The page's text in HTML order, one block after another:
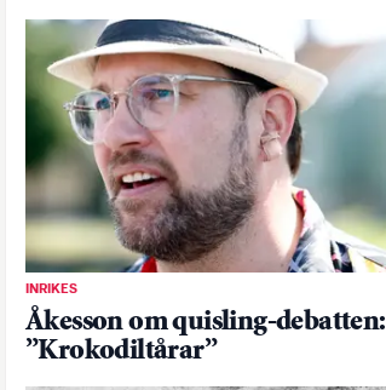
INRIKES
Åkesson om quisling-debatten:
”Krokodiltårar”